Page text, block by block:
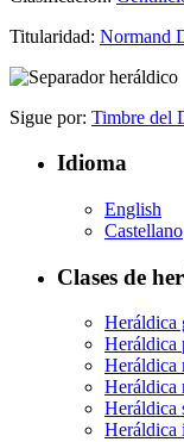
Titularidad: Normand
Sigue por: Timbre del
Idioma
English
Castellano
Clases de
Heráldica
Heráldica
Heráldica
Heráldica
Heráldica
Heráldica